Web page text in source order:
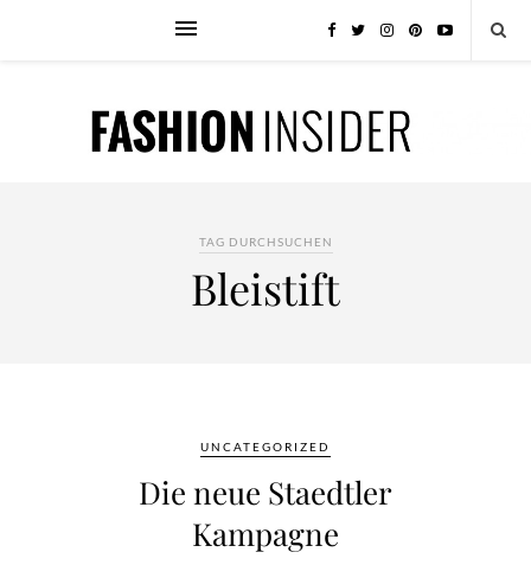
TAG DURCHSUCHEN
Bleistift
UNCATEGORIZED
Die neue Staedtler
Kampagne